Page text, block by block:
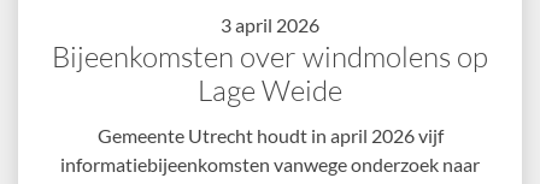
3 april 2026
Bijeenkomsten over windmolens op
Lage Weide
Gemeente Utrecht houdt in april 2026 vijf
informatiebijeenkomsten vanwege onderzoek naar